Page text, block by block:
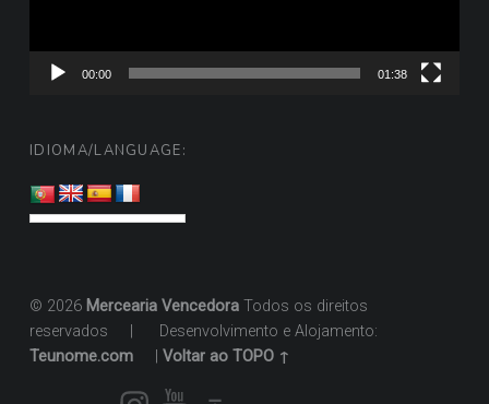
00:00 01:38
IDIOMA/LANGUAGE:
© 2026 Mercearia VencedoraTodos os direitos
reservados
Desenvolvimento e Alojamento:
Teunome.com
Voltar ao TOPO ↑
InstagramYoutube